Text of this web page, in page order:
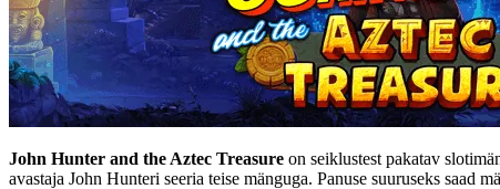
John Hunter and the Aztec Treasure on seiklustest pakatav
avastaja John Hunteri seeria teise mänguga. Panuse suuruseks saad